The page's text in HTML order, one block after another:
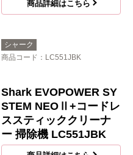
コードレス パワかるス
ティック 掃除機 PV-BL
50M-C
39,082円(税込)
商品詳細はこちら
シャーク